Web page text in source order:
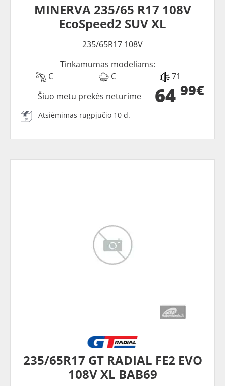
MINERVA 235/65 R17 108V
EcoSpeed2 SUV XL
235/65R17 108V
Tinkamumas modeliams:
C
C 71
64 99€
Šiuo metu prekės neturime
Atsiėmimas rugpjūčio 10 d.
235/65R17 GT RADIAL FE2 EVO
108V XL BAB69